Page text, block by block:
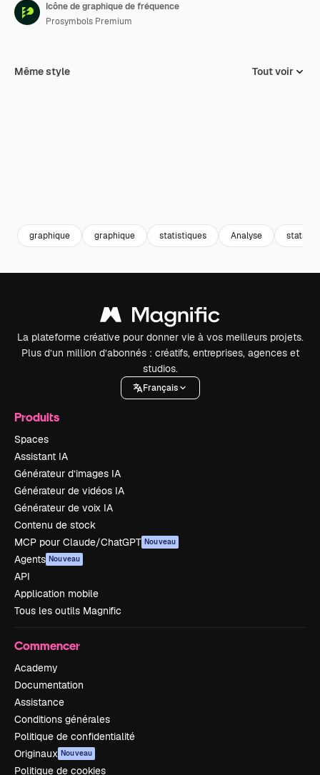
Icône de graphique de fréquence
Prosymbols Premium
Même style Tout voir
graphique graphique statistiques Analyse stats
La plateforme créative pour donner vie à vos meilleurs projets.
Plus d’un million d’abonnés : créatifs, entreprises, agences et
studios.
Français
Produits
Spaces
Assistant IA
Générateur d’images IA
Générateur de vidéos IA
Générateur de voix IA
Contenu de stock
MCP pour Claude/ChatGPT Nouveau
Agents Nouveau
API
Application mobile
Tous les outils Magnific
Commencer
Academy
Documentation
Assistance
Conditions générales
Politique de confidentialité
Originaux Nouveau
Politique de cookies